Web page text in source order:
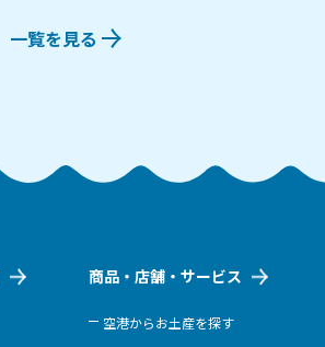
一覧を見る
商品・店舗・サービス
空港からお土産を探す